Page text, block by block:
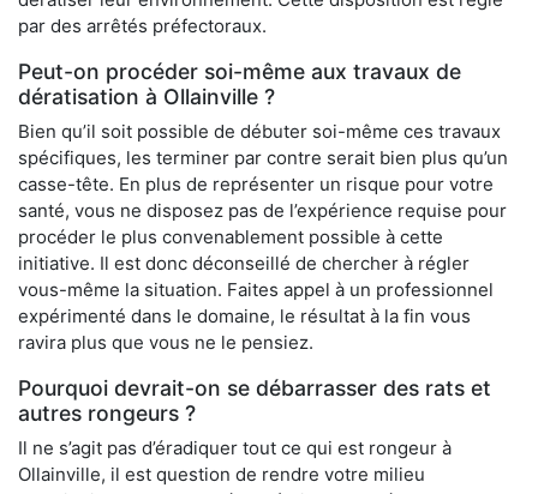
par des arrêtés préfectoraux.
Peut-on procéder soi-même aux travaux de
dératisation à Ollainville ?
Bien qu’il soit possible de débuter soi-même ces travaux
spécifiques, les terminer par contre serait bien plus qu’un
casse-tête. En plus de représenter un risque pour votre
santé, vous ne disposez pas de l’expérience requise pour
procéder le plus convenablement possible à cette
initiative. Il est donc déconseillé de chercher à régler
vous-même la situation. Faites appel à un professionnel
expérimenté dans le domaine, le résultat à la fin vous
ravira plus que vous ne le pensiez.
Pourquoi devrait-on se débarrasser des rats et
autres rongeurs ?
Il ne s’agit pas d’éradiquer tout ce qui est rongeur à
Ollainville, il est question de rendre votre milieu